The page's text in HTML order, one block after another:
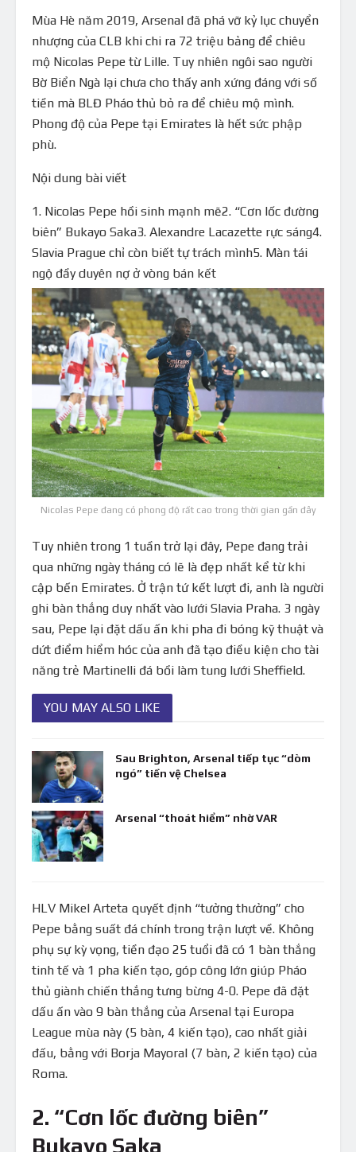
Mùa Hè năm 2019, Arsenal đã phá vỡ kỷ lục chuyển
nhượng của CLB khi chi ra 72 triệu bảng để chiêu
mộ Nicolas Pepe từ Lille. Tuy nhiên ngôi sao người
Bờ Biển Ngà lại chưa cho thấy anh xứng đáng với số
tiền mà BLĐ Pháo thủ bỏ ra để chiêu mộ mình.
Phong độ của Pepe tại Emirates là hết sức phập
phù.
Nội dung bài viết
1. Nicolas Pepe hồi sinh mạnh mẽ2. “Cơn lốc đường
biên” Bukayo Saka3. Alexandre Lacazette rực sáng4.
Slavia Prague chỉ còn biết tự trách mình5. Màn tái
ngộ đầy duyên nợ ở vòng bán kết
Nicolas Pepe đang có phong độ rất cao trong thời gian gần đây
Tuy nhiên trong 1 tuần trở lại đây, Pepe đang trải
qua những ngày tháng có lẽ là đẹp nhất kể từ khi
cập bến Emirates. Ở trận tứ kết lượt đi, anh là người
ghi bàn thắng duy nhất vào lưới Slavia Praha. 3 ngày
sau, Pepe lại đặt dấu ấn khi pha đi bóng kỹ thuật và
dứt điểm hiểm hóc của anh đã tạo điều kiện cho tài
năng trẻ Martinelli đá bồi làm tung lưới Sheffield.
YOU MAY ALSO LIKE
Sau Brighton, Arsenal tiếp tục “dòm
ngó” tiền vệ Chelsea
Arsenal “thoát hiểm” nhờ VAR
HLV Mikel Arteta quyết định “tưởng thưởng” cho
Pepe bằng suất đá chính trong trận lượt về. Không
phụ sự kỳ vọng, tiền đạo 25 tuổi đã có 1 bàn thắng
tinh tế và 1 pha kiến tạo, góp công lớn giúp Pháo
thủ giành chiến thắng tưng bừng 4-0. Pepe đã đặt
dấu ấn vào 9 bàn thắng của Arsenal tại Europa
League mùa này (5 bàn, 4 kiến tạo), cao nhất giải
đấu, bằng với Borja Mayoral (7 bàn, 2 kiến tạo) của
Roma.
2. “Cơn lốc đường biên”
Bukayo Saka